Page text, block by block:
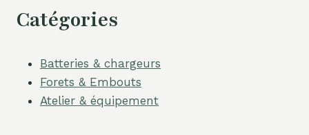
Catégories
Batteries & chargeurs
Forets & Embouts
Atelier & équipement